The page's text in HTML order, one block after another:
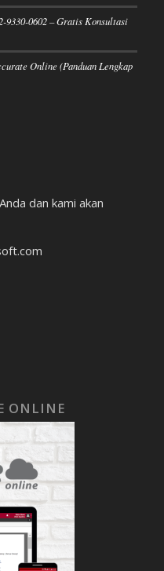
0602 – Gratis Konsultasi
Online (Panduan Lengkap
dan kami akan
ONLINE